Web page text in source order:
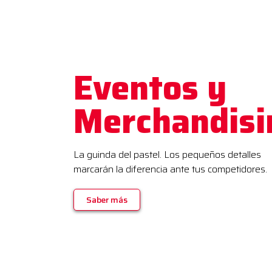
Eventos y
La guinda del pastel. Los pequeños detalles
marcarán la diferencia ante tus competidores.
Saber más